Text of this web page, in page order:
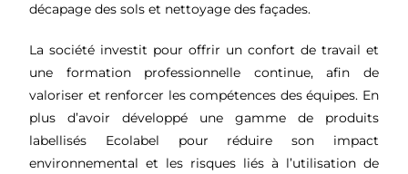
décapage des sols et nettoyage des façades.
La société investit pour offrir un confort de travail et
une formation professionnelle continue, afin de
valoriser et renforcer les compétences des équipes. En
plus d’avoir développé une gamme de produits
labellisés Ecolabel pour réduire son impact
environnemental et les risques liés à l’utilisation de